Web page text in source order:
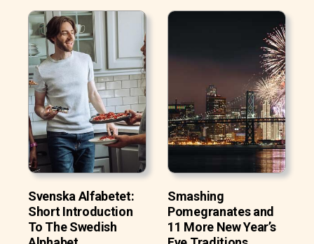
Svenska Alfabetet:
Short Introduction
To The Swedish
Smashing
Pomegranates and
11 More New Year’s